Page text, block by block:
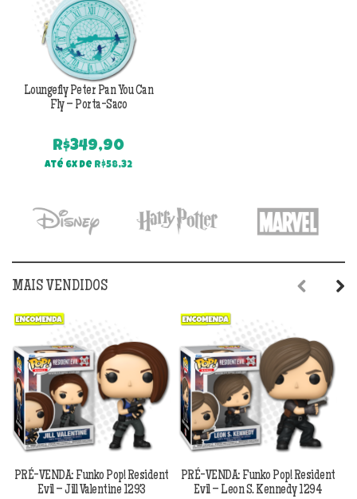
Loungefly Peter Pan You Can
Fly – Porta-Saco
R$349,90
Até 6x de R$58,32
MAIS VENDIDOS
PRÉ-VENDA: Funko Pop! Resident
Evil – Jill Valentine 1293
PRÉ-VENDA: Funko Pop! Resident
Evil – Leon S. Kennedy 1294